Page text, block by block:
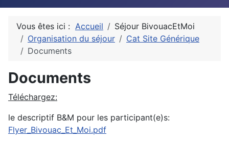
Vous êtes ici : Accueil
Séjour BivouacEtMoi
Organisation du séjour
Cat Site Générique
Documents
Documents
Téléchargez:
le descriptif B&M pour les participant(e)s:
Flyer_Bivouac_Et_Moi.pdf